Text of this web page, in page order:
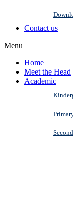
Contact us
Menu
Home
Meet the Head
Academic